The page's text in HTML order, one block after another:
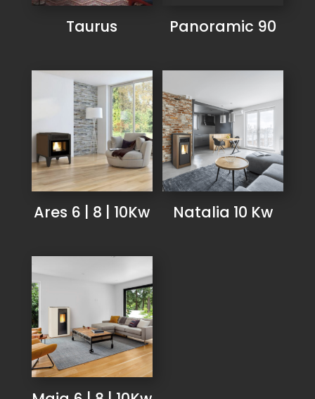
Taurus Panoramic 90
Ares 6 | 8 | 10Kw Natalia 10 Kw